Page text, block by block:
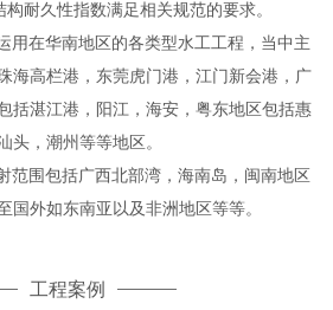
耐久性指数满足相关规范的要求。
用在华南地区的各类型水工工程，当中主
海高栏港，东莞虎门港，江门新会港，广
括湛江港，阳江，海安，粤东地区包括惠
头，潮州等等地区。
范围包括广西北部湾，海南岛，闽南地区
国外如东南亚以及非洲地区等等。
工程案例